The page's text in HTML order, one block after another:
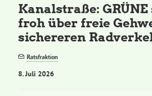
Kanalstraße:
froh über freie
sichereren
Ratsfraktion
8. Juli 2026